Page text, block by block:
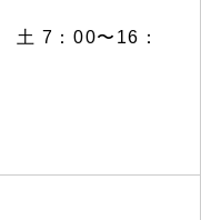
7：00〜16：